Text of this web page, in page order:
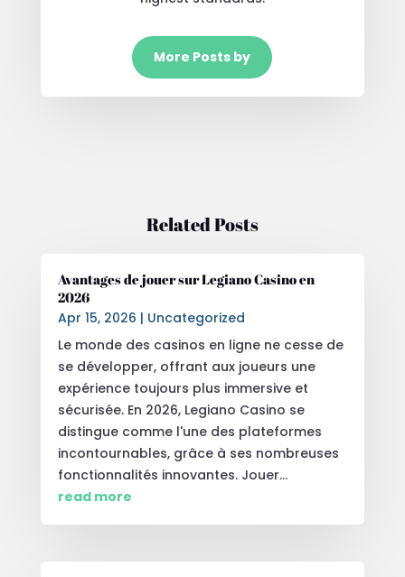
More Posts by
Related Posts
Avantages de jouer sur Legiano Casino en
2026
Apr 15, 2026 | Uncategorized
Le monde des casinos en ligne ne cesse de
se développer, offrant aux joueurs une
expérience toujours plus immersive et
sécurisée. En 2026, Legiano Casino se
distingue comme l'une des plateformes
incontournables, grâce à ses nombreuses
fonctionnalités innovantes. Jouer...
read more